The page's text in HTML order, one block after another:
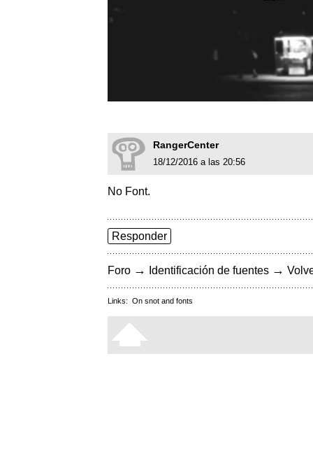
RangerCenter
18/12/2016 a las 20:56
No Font.
Responder
Foro → Identificación de fuentes →
Links: On snot and fonts